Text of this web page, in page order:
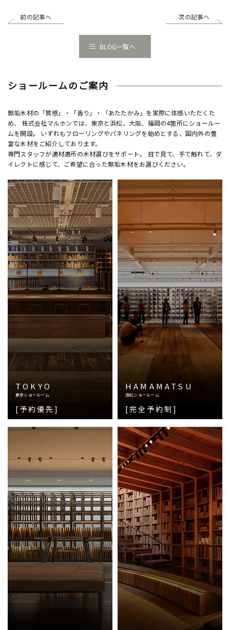
前の記事へ 次の記事へ
BLOG一覧へ
ショールームのご案内
無垢木材の「質感」・「香り」・「あたたかみ」を実際に体感いただくた
め、 株式会社マルホンでは、東京と浜松、大阪、福岡の4箇所にショールー
ムを開設。 いずれもフローリングやパネリングを始めとする、国内外の豊
富な木材をご紹介しております。
専門スタッフが適材適所の木材選びをサポート。 目で見て、手で触れて、ダ
イレクトに感じて、ご希望に合った無垢木材をお選びください。
TOKYO
東京ショールーム
[予約優先]
HAMAMATSU
浜松ショールーム
[完全予約制]